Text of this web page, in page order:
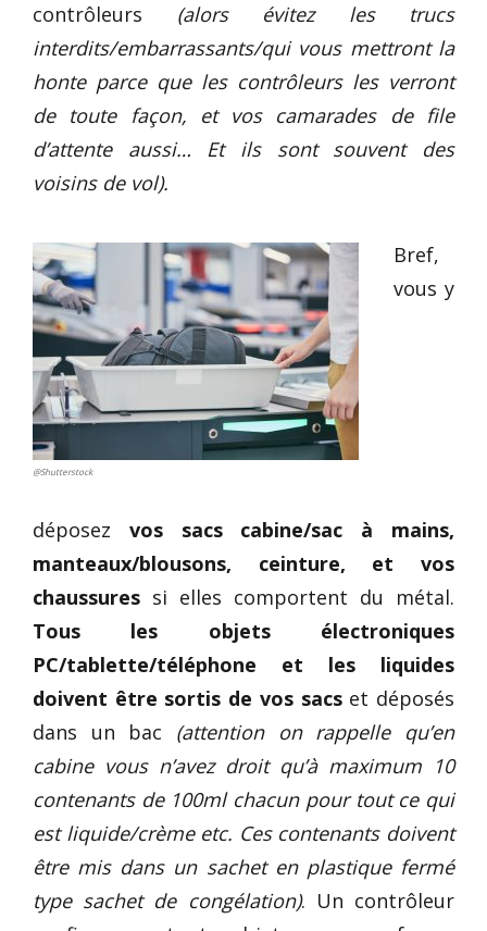
contrôleurs (alors évitez les trucs
interdits/embarrassants/qui vous mettront la
honte parce que les contrôleurs les verront
de toute façon, et vos camarades de file
d’attente aussi… Et ils sont souvent des
voisins de vol).
@Shutterstock
Bref,
vous y
déposez vos sacs cabine/sac à mains,
manteaux/blousons, ceinture, et vos
chaussures si elles comportent du métal.
Tous les objets électroniques
PC/tablette/téléphone et les liquides
doivent être sortis de vos sacset déposés
dans un bac (attention on rappelle qu’en
cabine vous n’avez droit qu’à maximum 10
contenants de 100ml chacun pour tout ce qui
est liquide/crème etc. Ces contenants doivent
être mis dans un sachet en plastique fermé
type sachet de congélation). Un contrôleur